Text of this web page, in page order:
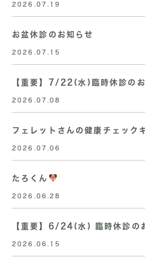
2026.07.19
お盆休診のお知らせ
2026.07.15
【重要】7/22(水)臨時休診の
2026.07.08
フェレットさんの健康チェック
2026.07.06
たろくん
2026.06.28
【重要】6/24(水) 臨時休診の
2026.06.15